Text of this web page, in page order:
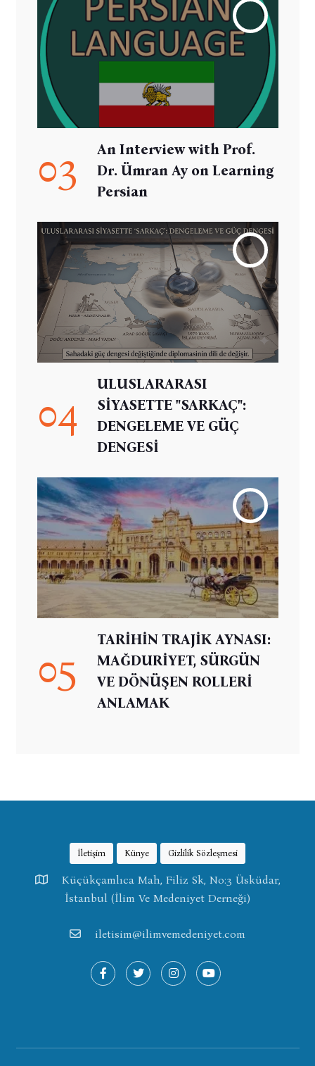
03
An Interview with Prof.
Dr. Ümran Ay on Learning
Persian
04
ULUSLARARASI
SİYASETTE "SARKAÇ":
DENGELEME VE GÜÇ
DENGESİ
05
TARİHİN TRAJİK AYNASI:
MAĞDURİYET, SÜRGÜN
VE DÖNÜŞEN ROLLERİ
ANLAMAK
İletişim Künye Gizlilik Sözleşmesi
Küçükçamlıca Mah, Filiz Sk, No:3 Üsküdar,
İstanbul (İlim Ve Medeniyet Derneği)
iletisim@ilimvemedeniyet.com